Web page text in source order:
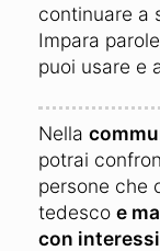
continuare a
Impara
puoi usare e
Nella
potrai
persone che
tedesco e
con